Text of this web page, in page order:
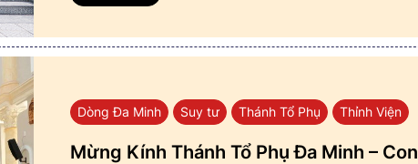
Dòng Đa Minh Suy tư Thánh Tổ Phụ Thỉnh Viện
Mừng Kính Thánh Tổ Phụ Đa Minh – Con